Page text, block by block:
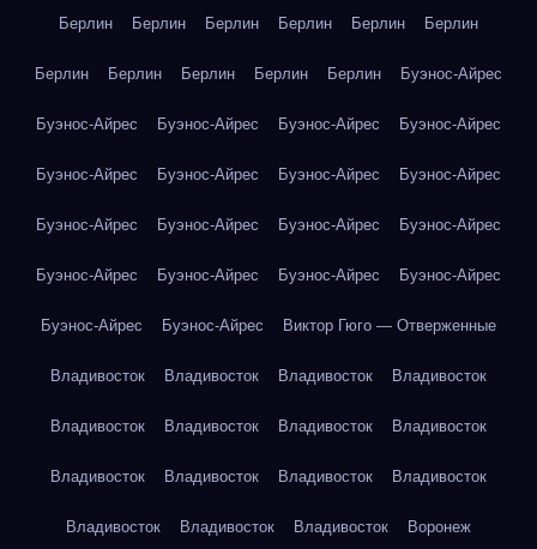
Берлин Берлин Берлин Берлин Берлин Берлин
Берлин Берлин Берлин Берлин Берлин Буэнос-Айрес
Буэнос-Айрес Буэнос-Айрес Буэнос-Айрес Буэнос-Айрес
Буэнос-Айрес Буэнос-Айрес Буэнос-Айрес Буэнос-Айрес
Буэнос-Айрес Буэнос-Айрес Буэнос-Айрес Буэнос-Айрес
Буэнос-Айрес Буэнос-Айрес Буэнос-Айрес Буэнос-Айрес
Буэнос-Айрес Буэнос-Айрес Виктор Гюго — Отверженные
Владивосток Владивосток Владивосток Владивосток
Владивосток Владивосток Владивосток Владивосток
Владивосток Владивосток Владивосток Владивосток
Владивосток Владивосток Владивосток Воронеж